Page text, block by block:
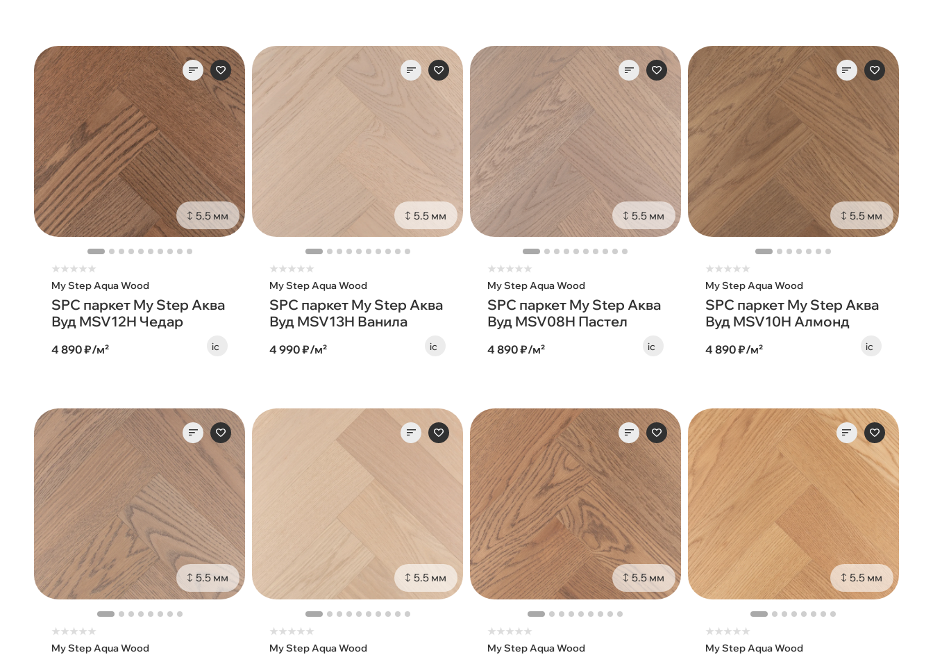
5.5 мм
★★★★★
My Step Aqua Wood
SPC паркет My Step Аква
Вуд MSV12H Чедар
4 890 ₽/м²
5.5 мм
★★★★★
My Step Aqua Wood
SPC паркет My Step Аква
Вуд MSV13H Ванила
4 990 ₽/м²
5.5 мм
★★★★★
My Step Aqua Wood
SPC паркет My Step Аква
Вуд MSV08H Пастел
4 890 ₽/м²
5.5 мм
★★★★★
My Step Aqua Wood
SPC паркет My Step Аква
Вуд MSV10H Алмонд
4 890 ₽/м²
5.5 мм
★★★★★
My Step Aqua Wood
5.5 мм
★★★★★
My Step Aqua Wood
5.5 мм
★★★★★
My Step Aqua Wood
5.5 мм
★★★★★
My Step Aqua Wood